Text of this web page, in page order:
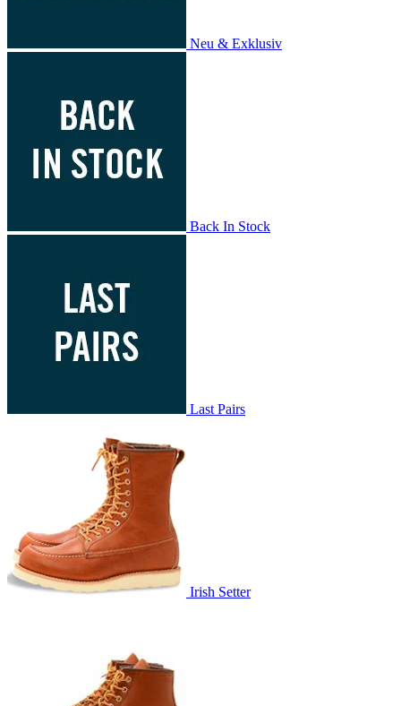
Neu & Exklusiv
Back In Stock
Last Pairs
Irish Setter